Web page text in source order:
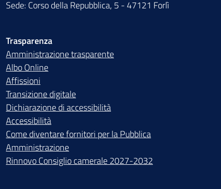
Sede: Corso della Repubblica, 5 - 47121 Forlì
Trasparenza
Amministrazione trasparente
Albo Online
Affissioni
Transizione digitale
Dichiarazione di accessibilità
Accessibilità
Come diventare fornitori per la Pubblica
Amministrazione
Rinnovo Consiglio camerale 2027-2032